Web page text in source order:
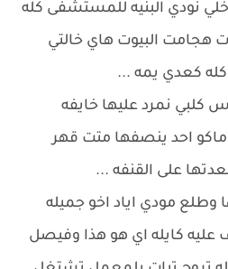
نودي البنيه للمستشفى كله
البيوت هاي خالتي
كله كعدي يمه ...
كلبي نمرد عليها خايفه
احد ينصفها متت قهر
على القنفه ...
مودي اياد اخو جميله
كايله اي هو هذا وفيصل